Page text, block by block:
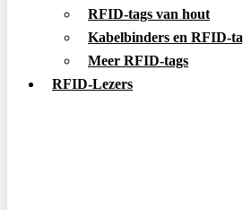
RFID-tags van hout
Kabelbinders en RFID-
Meer RFID-tags
RFID-Lezers